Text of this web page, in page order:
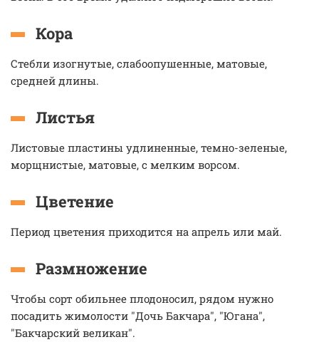
Кора
Стебли изогнутые, слабоопушенные, матовые,
средней длины.
Листья
Листовые пластины удлиненные, темно-зеленые,
морщнистые, матовые, с мелким ворсом.
Цветение
Период цветения приходится на апрель или май.
Размножение
Чтобы сорт обильнее плодоносил, рядом нужно
посадить жимолости "Дочь Бакчара", "Югана",
"Бакчарский великан".